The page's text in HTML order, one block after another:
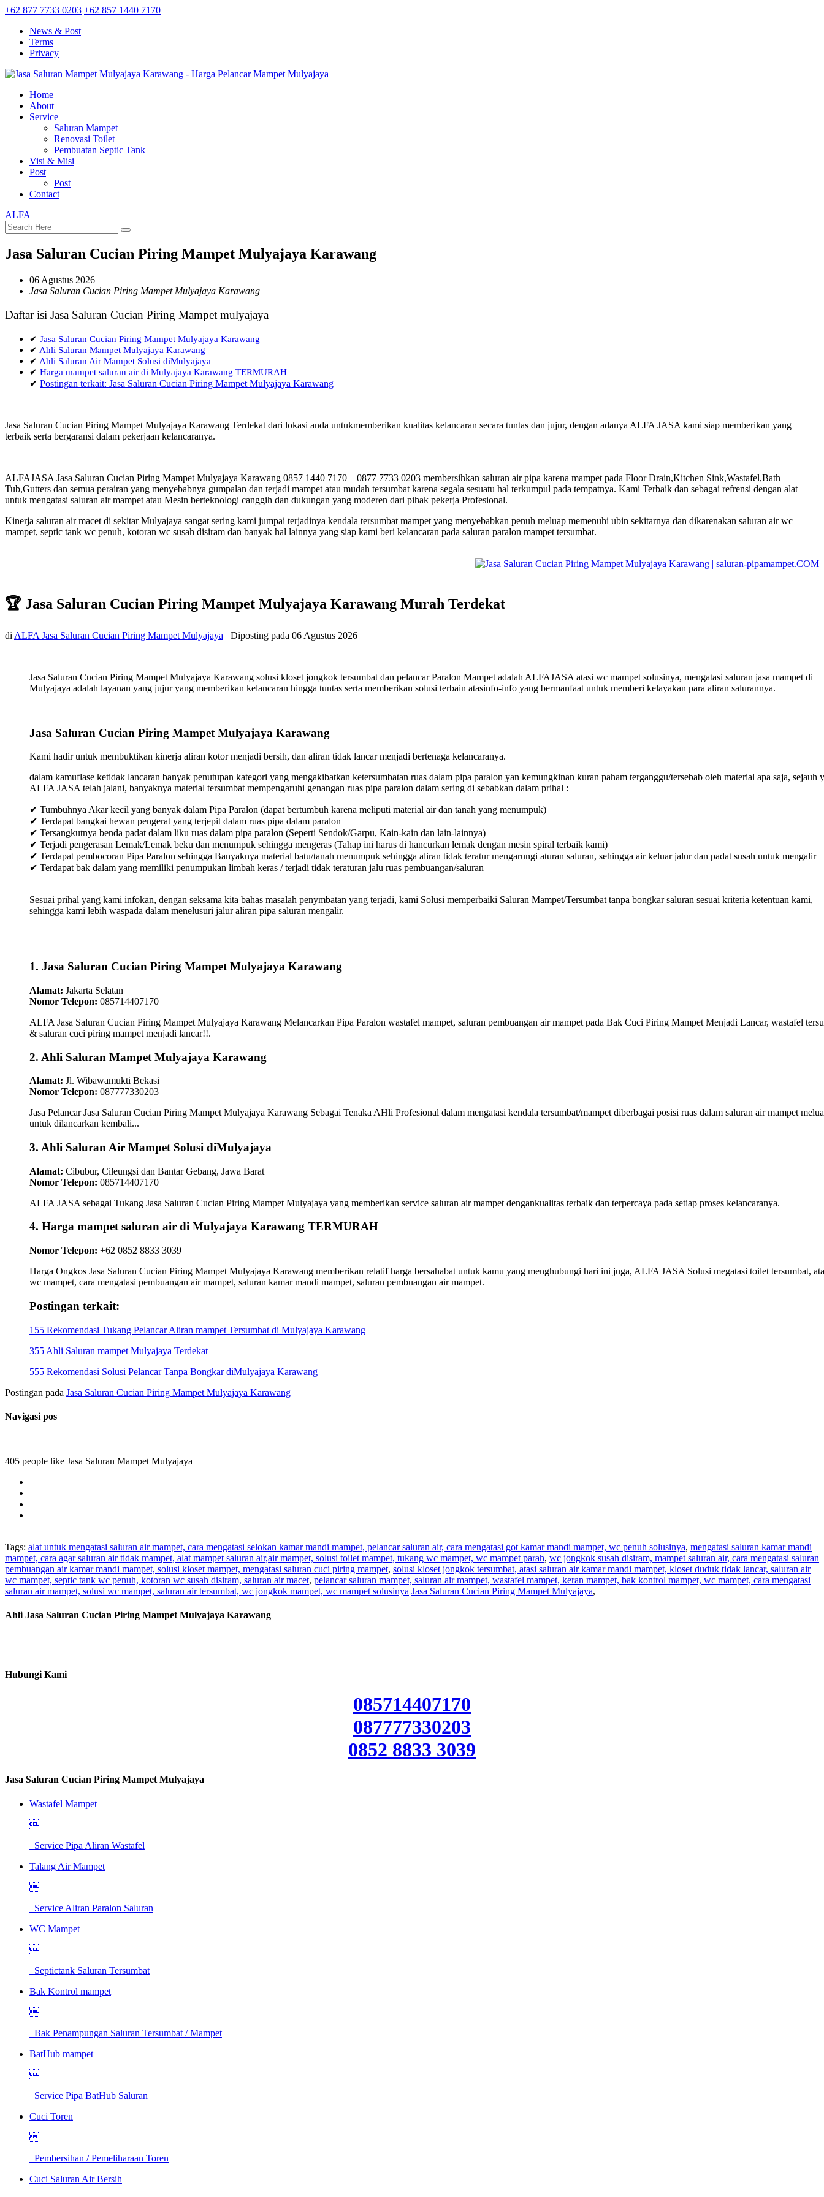
+62 877 7733 0203 +62 857 1440 7170
News & Post
Terms
Privacy
Home
About
Service
Saluran Mampet
Renovasi Toilet
Pembuatan Septic Tank
Visi & Misi
Post
Post
Contact
ALFA
Jasa Saluran Cucian Piring Mampet Mulyajaya Karawang
06 Agustus 2026
Jasa Saluran Cucian Piring Mampet Mulyajaya Karawang
Daftar isi Jasa Saluran Cucian Piring Mampet mulyajaya
✔ Jasa Saluran Cucian Piring Mampet Mulyajaya Karawang
✔ Ahli Saluran Mampet Mulyajaya Karawang
✔ Ahli Saluran Air Mampet Solusi diMulyajaya
✔ Harga mampet saluran air di Mulyajaya Karawang TERMURAH
✔ Postingan terkait: Jasa Saluran Cucian Piring Mampet Mulyajaya Karawang
Jasa Saluran Cucian Piring Mampet Mulyajaya Karawang Terdekat dari lokasi anda untukmemberikan kualitas kelancaran secara tuntas dan jujur, dengan adanya ALFA JASA kami siap memberikan yang
terbaik serta bergaransi dalam pekerjaan kelancaranya.
ALFAJASA Jasa Saluran Cucian Piring Mampet Mulyajaya Karawang 0857 1440 7170 – 0877 7733 0203 membersihkan saluran air pipa karena mampet pada Floor Drain,Kitchen Sink,Wastafel,Bath
Tub,Gutters dan semua perairan yang menyebabnya gumpalan dan terjadi mampet atau mudah tersumbat karena segala sesuatu hal terkumpul pada tempatnya. Kami Terbaik dan sebagai refrensi dengan alat
untuk mengatasi saluran air mampet atau Mesin berteknologi canggih dan dukungan yang moderen dari pihak pekerja Profesional.
Kinerja saluran air macet di sekitar Mulyajaya sangat sering kami jumpai terjadinya kendala tersumbat mampet yang menyebabkan penuh meluap memenuhi ubin sekitarnya dan dikarenakan saluran air wc
mampet, septic tank wc penuh, kotoran wc susah disiram dan banyak hal lainnya yang siap kami beri kelancaran pada saluran paralon mampet tersumbat.
🏆 Jasa Saluran Cucian Piring Mampet Mulyajaya Karawang Murah Terdekat
di ALFA Jasa Saluran Cucian Piring Mampet Mulyajaya Diposting pada 06 Agustus 2026
Jasa Saluran Cucian Piring Mampet Mulyajaya Karawang solusi kloset jongkok tersumbat dan pelancar Paralon Mampet adalah ALFAJASA atasi wc mampet solusinya, mengatasi saluran jasa mampet di
Mulyajaya adalah layanan yang jujur yang memberikan kelancaran hingga tuntas serta memberikan solusi terbain atasinfo-info yang bermanfaat untuk memberi kelayakan para aliran salurannya.
Jasa Saluran Cucian Piring Mampet Mulyajaya Karawang
Kami hadir untuk membuktikan kinerja aliran kotor menjadi bersih, dan aliran tidak lancar menjadi bertenaga kelancaranya.
dalam kamuflase ketidak lancaran banyak penutupan kategori yang mengakibatkan ketersumbatan ruas dalam pipa paralon yan kemungkinan kuran paham terganggu/tersebab oleh material apa saja, sejauh
ALFA JASA telah jalani, banyaknya material tersumbat mempengaruhi genangan ruas pipa paralon dalam sering di sebabkan dalam prihal :
✔ Tumbuhnya Akar kecil yang banyak dalam Pipa Paralon (dapat bertumbuh karena meliputi material air dan tanah yang menumpuk)
✔ Terdapat bangkai hewan pengerat yang terjepit dalam ruas pipa dalam paralon
✔ Tersangkutnya benda padat dalam liku ruas dalam pipa paralon (Seperti Sendok/Garpu, Kain-kain dan lain-lainnya)
✔ Terjadi pengerasan Lemak/Lemak beku dan menumpuk sehingga mengeras (Tahap ini harus di hancurkan lemak dengan mesin spiral terbaik kami)
✔ Terdapat pembocoran Pipa Paralon sehingga Banyaknya material batu/tanah menumpuk sehingga aliran tidak teratur mengarungi aturan saluran, sehingga air keluar jalur dan padat susah untuk mengalir
✔ Terdapat bak dalam yang memiliki penumpukan limbah keras / terjadi tidak teraturan jalu ruas pembuangan/saluran
Sesuai prihal yang kami infokan, dengan seksama kita bahas masalah penymbatan yang terjadi, kami Solusi memperbaiki Saluran Mampet/Tersumbat tanpa bongkar saluran sesuai kriteria ketentuan kami,
sehingga kami lebih waspada dalam menelusuri jalur aliran pipa saluran mengalir.
1. Jasa Saluran Cucian Piring Mampet Mulyajaya Karawang
Alamat: Jakarta Selatan
Nomor Telepon: 085714407170
ALFA Jasa Saluran Cucian Piring Mampet Mulyajaya Karawang Melancarkan Pipa Paralon wastafel mampet, saluran pembuangan air mampet pada Bak Cuci Piring Mampet Menjadi Lancar, wastafel
& saluran cuci piring mampet menjadi lancar!!.
2. Ahli Saluran Mampet Mulyajaya Karawang
Alamat: Jl. Wibawamukti Bekasi
Nomor Telepon: 087777330203
Jasa Pelancar Jasa Saluran Cucian Piring Mampet Mulyajaya Karawang Sebagai Tenaka AHli Profesional dalam mengatasi kendala tersumbat/mampet diberbagai posisi ruas dalam saluran air mampet
untuk dilancarkan kembali...
3. Ahli Saluran Air Mampet Solusi diMulyajaya
Alamat: Cibubur, Cileungsi dan Bantar Gebang, Jawa Barat
Nomor Telepon: 085714407170
ALFA JASA sebagai Tukang Jasa Saluran Cucian Piring Mampet Mulyajaya yang memberikan service saluran air mampet dengankualitas terbaik dan terpercaya pada setiap proses kelancaranya.
4. Harga mampet saluran air di Mulyajaya Karawang TERMURAH
Nomor Telepon: +62 0852 8833 3039
Harga Ongkos Jasa Saluran Cucian Piring Mampet Mulyajaya Karawang memberikan relatif harga bersahabat untuk kamu yang menghubungi hari ini juga, ALFA JASA Solusi megatasi toilet tersumbat,
wc mampet, cara mengatasi pembuangan air mampet, saluran kamar mandi mampet, saluran pembuangan air mampet.
Postingan terkait:
155 Rekomendasi Tukang Pelancar Aliran mampet Tersumbat di Mulyajaya Karawang
355 Ahli Saluran mampet Mulyajaya Terdekat
555 Rekomendasi Solusi Pelancar Tanpa Bongkar diMulyajaya Karawang
Postingan pada Jasa Saluran Cucian Piring Mampet Mulyajaya Karawang
Navigasi pos
405 people like Jasa Saluran Mampet Mulyajaya
Tags: alat untuk mengatasi saluran air mampet, cara mengatasi selokan kamar mandi mampet, pelancar saluran air, cara mengatasi got kamar mandi mampet, wc penuh solusinya, mengatasi saluran kamar mandi
mampet, cara agar saluran air tidak mampet, alat mampet saluran air,air mampet, solusi toilet mampet, tukang wc mampet, wc mampet parah, wc jongkok susah disiram, mampet saluran air, cara mengatasi saluran
pembuangan air kamar mandi mampet, solusi kloset mampet, mengatasi saluran cuci piring mampet, solusi kloset jongkok tersumbat, atasi saluran air kamar mandi mampet, kloset duduk tidak lancar, saluran air
wc mampet, septic tank wc penuh, kotoran wc susah disiram, saluran air macet, pelancar saluran mampet, saluran air mampet, wastafel mampet, keran mampet, bak kontrol mampet, wc mampet, cara mengatasi
saluran air mampet, solusi wc mampet, saluran air tersumbat, wc jongkok mampet, wc mampet solusinya Jasa Saluran Cucian Piring Mampet Mulyajaya,
Ahli Jasa Saluran Cucian Piring Mampet Mulyajaya Karawang
Hubungi Kami
085714407170
087777330203
0852 8833 3039
Jasa Saluran Cucian Piring Mampet Mulyajaya
Wastafel Mampet

Service Pipa Aliran Wastafel
Talang Air Mampet

Service Aliran Paralon Saluran
WC Mampet

Septictank Saluran Tersumbat
Bak Kontrol mampet

Bak Penampungan Saluran Tersumbat / Mampet
BatHub mampet

Service Pipa BatHub Saluran
Cuci Toren

Pembersihan / Pemeliharaan Toren
Cuci Saluran Air Bersih